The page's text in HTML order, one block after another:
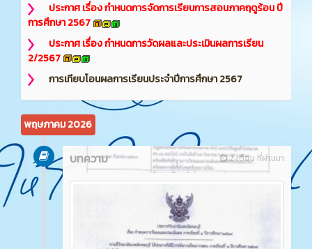
ประกาศ เรื่อง กำหนดการจัดการเรียนการสอนภาคฤดูร้อน ปี
การศึกษา 2567
ประกาศ เรื่อง กำหนดการวัดผลและประเมินผลการเรียน
2/2567
การเทียบโอนผลการเรียนประจำปีการศึกษา 2567
พฤษภาคม 2026
2 เดือน ที่ผ่านมา
บทความ